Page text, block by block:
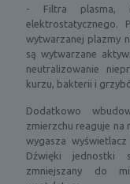
- Filtra plasma,
elektrostatycznego.
wytwarzanej plazmy
są wytwarzane
neutralizowanie
kurzu, bakterii i
Dodatkowo
zmierzchu reaguje na
wygasza
Dźwięki jednostki
zmniejszany do